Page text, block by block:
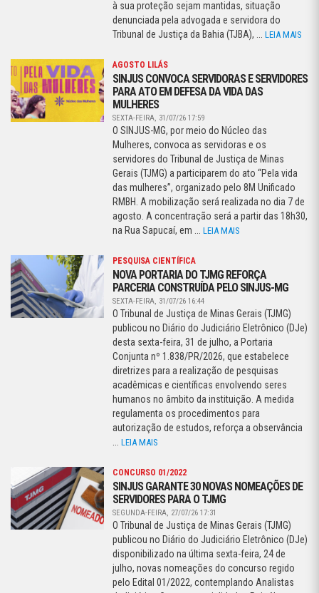
à sua proteção sejam mantidas, situação
denunciada pela advogada e servidora do
Tribunal de Justiça da Bahia (TJBA), ...LEIA MAIS
AGOSTO LILÁS
SINJUS CONVOCA SERVIDORAS E SERVIDORES
PARA ATO EM DEFESA DA VIDA DAS
MULHERES
SEXTA-FEIRA, 31/07/26 17:59
O SINJUS-MG, por meio do Núcleo das
Mulheres, convoca as servidoras e os
servidores do Tribunal de Justiça de Minas
Gerais (TJMG) a participarem do ato “Pela vida
das mulheres”, organizado pelo 8M Unificado
RMBH. A mobilização será realizada no dia 7 de
agosto. A concentração será a partir das 18h30,
na Rua Sapucaí, em ...LEIA MAIS
PESQUISA CIENTÍFICA
NOVA PORTARIA DO TJMG REFORÇA
PARCERIA CONSTRUÍDA PELO SINJUS-MG
SEXTA-FEIRA, 31/07/26 16:44
O Tribunal de Justiça de Minas Gerais (TJMG)
publicou no Diário do Judiciário Eletrônico (DJe)
desta sexta-feira, 31 de julho, a Portaria
Conjunta nº 1.838/PR/2026, que estabelece
diretrizes para a realização de pesquisas
acadêmicas e científicas envolvendo seres
humanos no âmbito da instituição. A medida
regulamenta os procedimentos para
autorização de estudos, reforça a observância
...LEIA MAIS
CONCURSO 01/2022
SINJUS GARANTE 30 NOVAS NOMEAÇÕES DE
SERVIDORES PARA O TJMG
SEGUNDA-FEIRA, 27/07/26 17:31
O Tribunal de Justiça de Minas Gerais (TJMG)
publicou no Diário do Judiciário Eletrônico (DJe)
disponibilizado na última sexta-feira, 24 de
julho, novas nomeações do concurso regido
pelo Edital 01/2022, contemplando Analistas